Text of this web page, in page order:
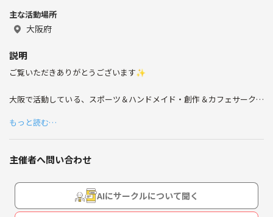
🌼
ひとり参加やサークル参加が初めての方も気軽にメッセー
主な活動場所
大阪府
説明
ご覧いただきありがとうございます✨
大阪で活動している、スポーツ＆ハンドメイド・創作＆カフェサークル
日々忙しい毎日の中で、少し立ち止まって「ほっとできる時間」や「好
きなこと」を大切にできる場所を作りたくて
このサークルを始めました🌿
初心者でも経験者でも参加🆗
ハンドメイドしてみたい🧶
もっと読む…
主催者へ問い合わせ
AIにサークルについて聞く